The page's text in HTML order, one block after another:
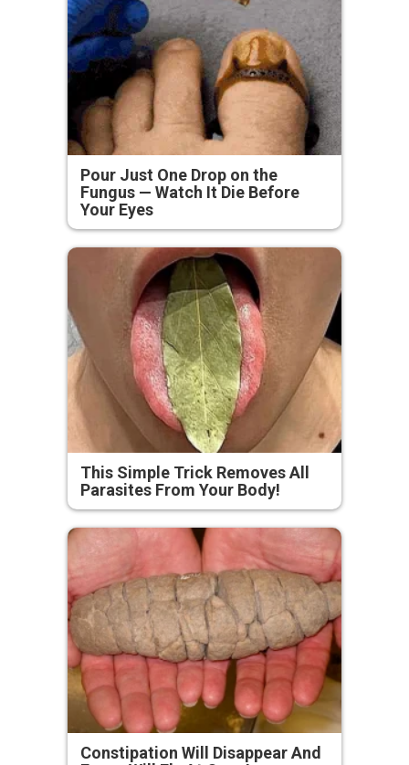
Pour Just One Drop on the
Fungus — Watch It Die Before
Your Eyes
This Simple Trick Removes All
Parasites From Your Body!
Constipation Will Disappear And